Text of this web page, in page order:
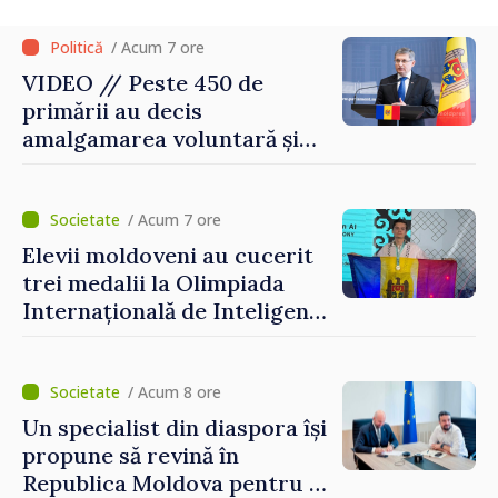
/ Acum 7 ore
VIDEO // Peste 450 de
primării au decis
amalgamarea voluntară și
Grosu: „Este important să
depășim blocajele și să dăm o
șansă localităților să se
dezvolte”
/ Acum 7 ore
Elevii moldoveni au cucerit
trei medalii la Olimpiada
Internațională de Inteligență
/ Acum 8 ore
Un specialist din diaspora își
propune să revină în
Republica Moldova pentru a